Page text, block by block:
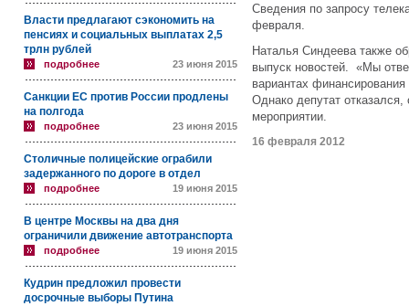
Власти предлагают сэкономить на
пенсиях и социальных выплатах 2,5
трлн рублей
подробнее 23 июня 2015
Санкции ЕС против России продлены
на полгода
подробнее 23 июня 2015
Столичные полицейские ограбили
задержанного по дороге в отдел
подробнее 19 июня 2015
В центре Москвы на два дня
ограничили движение автотранспорта
подробнее 19 июня 2015
Кудрин предложил провести
досрочные выборы Путина
Сведения по запросу
февраля.
Наталья Синдеева также
выпуск новостей. «Мы
вариантах
Однако депутат
мероприятии.
16 февраля 2012